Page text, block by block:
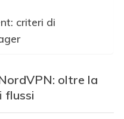
criteri di
oltre la
flussi